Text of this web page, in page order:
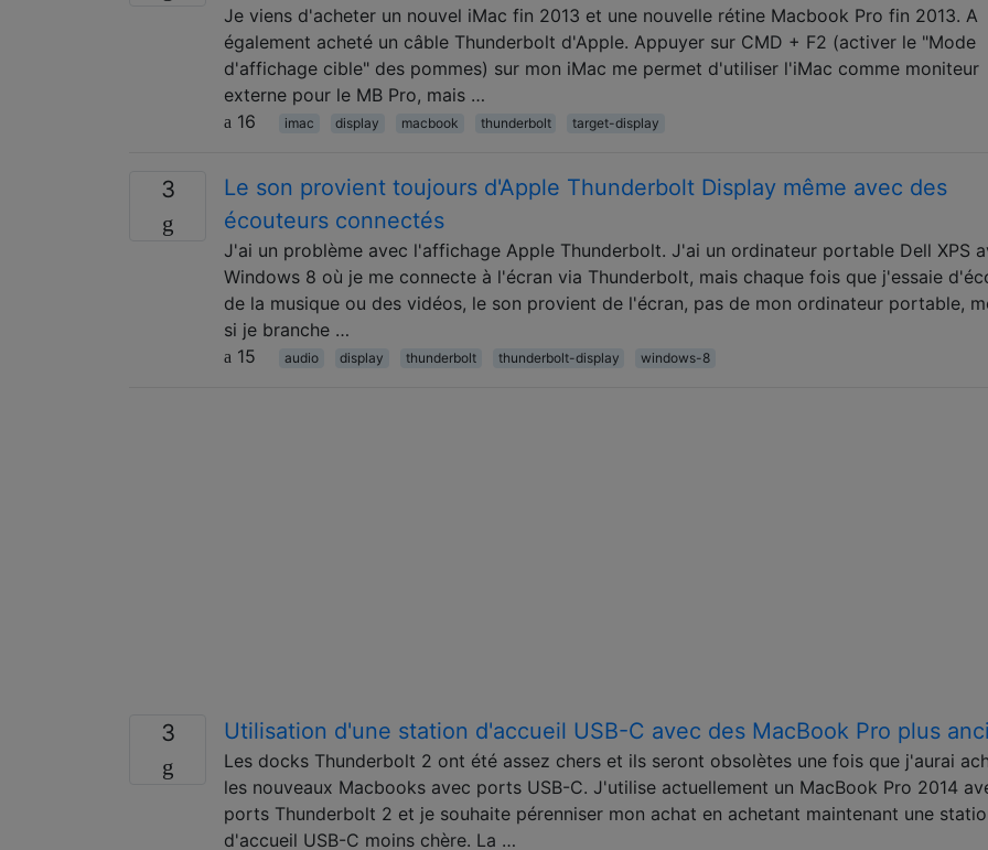
Je viens d'acheter un nouvel iMac fin 2013 et une nouvelle rétine Macbook Pro fin 2013. A
également acheté un câble Thunderbolt d'Apple. Appuyer sur CMD + F2 (activer le "Mode
d'affichage cible" des pommes) sur mon iMac me permet d'utiliser l'iMac comme moniteur
externe pour le MB Pro, mais …
16
imac display macbook thunderbolt target-display
3
Le son provient toujours d'Apple Thunderbolt Display même avec des
écouteurs connectés
J'ai un problème avec l'affichage Apple Thunderbolt. J'ai un ordinateur portable Dell XPS
Windows 8 où je me connecte à l'écran via Thunderbolt, mais chaque fois que j'essaie
de la musique ou des vidéos, le son provient de l'écran, pas de mon ordinateur portable,
si je branche …
15
audio display thunderbolt thunderbolt-display windows-8
3 Utilisation d'une station d'accueil USB-C avec des MacBook Pro plus
Les docks Thunderbolt 2 ont été assez chers et ils seront obsolètes une fois que j'aurai
les nouveaux Macbooks avec ports USB-C. J'utilise actuellement un MacBook Pro 2014
ports Thunderbolt 2 et je souhaite pérenniser mon achat en achetant maintenant une
d'accueil USB-C moins chère. La …